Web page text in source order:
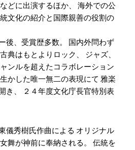
どに出演するほか、 海外での公
文化の紹介と国際親善の役割の
後、受賞歴多数。 国内外問わず
典はもとよりロック、 ジャズ、
ンルを超えたコラボレーション
かした唯一無二の表現にて 雅楽
き、 ２４年度文化庁長官特別表
儀秀樹氏作曲による オリジナル
舞が神前に奉納される。 伝統を